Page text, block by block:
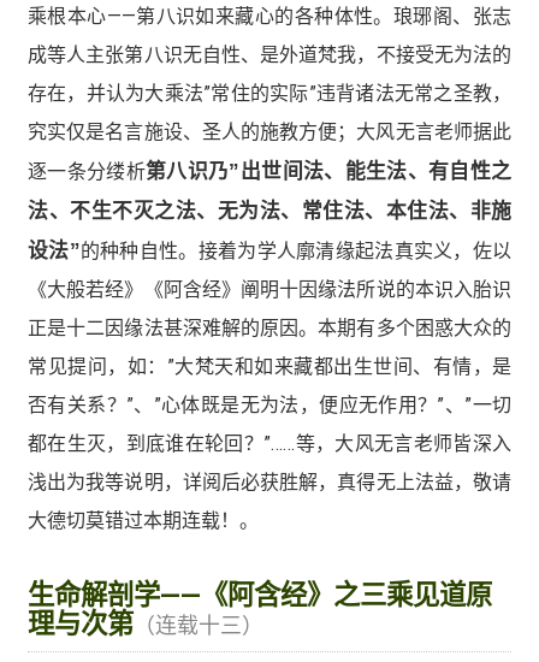
乘根本心——第八识如来藏心的各种体性。琅琊阁、张志
成等人主张第八识无自性、是外道梵我，不接受无为法的
存在，并认为大乘法”常住的实际”违背诸法无常之圣教，
究实仅是名言施设、圣人的施教方便；大风无言老师据此
逐一条分缕析第八识乃”出世间法、能生法、有自性之
法、不生不灭之法、无为法、常住法、本住法、非施
设法”的种种自性。接着为学人廓清缘起法真实义，佐以
《大般若经》《阿含经》阐明十因缘法所说的本识入胎识
正是十二因缘法甚深难解的原因。本期有多个困惑大众的
常见提问，如：”大梵天和如来藏都出生世间、有情，是
否有关系？”、”心体既是无为法，便应无作用？”、”一切
都在生灭，到底谁在轮回？”……等，大风无言老师皆深入
浅出为我等说明，详阅后必获胜解，真得无上法益，敬请
大德切莫错过本期连载！。
生命解剖学——《阿含经》之三乘见道原
理与次第 （连载十三）